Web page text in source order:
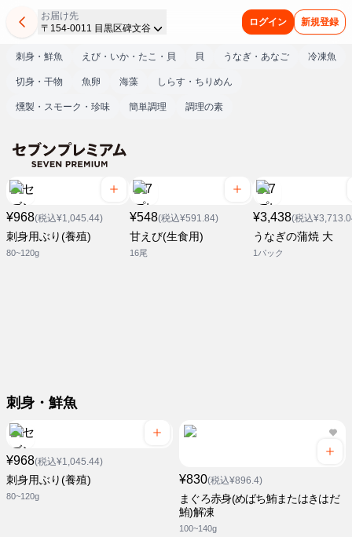
お届け先
〒154-0011 目黒区碑文谷
ログイン 新規登録
刺身・鮮魚 えび・いか・たこ・貝 貝 うなぎ・あなご 冷凍魚
切身・干物 魚卵 海藻 しらす・ちりめん
燻製・スモーク・珍味 簡単調理 調理の素
¥968(税込¥1,045.44)
刺身用ぶり(養殖)
80~120g
¥548(税込¥591.84)
甘えび(生食用)
16尾
¥3,438(税込
うなぎの蒲焼 大
1パック
刺身・鮮魚
¥968(税込¥1,045.44)
刺身用ぶり(養殖)
80~120g
¥830(税込¥896.4)
まぐろ赤身(めばち鮪またはきはだ
鮪)解凍
100~140g